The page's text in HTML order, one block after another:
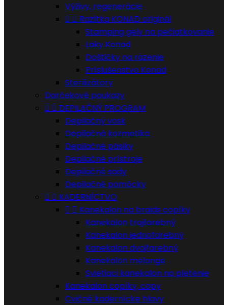
Výživy, regenerácie
  Razítka KONAD originál
Stamping gely na pečiatkovanie
Laky Konad
Doštičky na razenie
Príslušenstvo Konad
Sterilizátory
Darčekové poukazy
  DEPILAČNÝ PROGRAM
Depilačný vosk
Depilačná kozmetika
Depilačné pásiky
Depilačné prístroje
Depilačné sady
Depilačné pomôcky
  KADERNÍCTVO
  Kanekalon na braids copíky
Kanekalon trojfarebný
Kanekalon jednofarebný
Kanekalon dvojfarebný
Kanekalon melange
Svietiaci kanekalon na pletenie
Kanekalon copíky, copy
Cvičné kadernícke hlavy